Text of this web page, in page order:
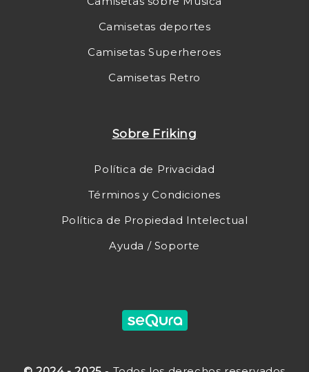
Camisetas deportes
Camisetas Superheroes
Camisetas Retro
Sobre Friking
Política de Privacidad
Términos y Condiciones
Política de Propiedad Intelectual
Ayuda / Soporte